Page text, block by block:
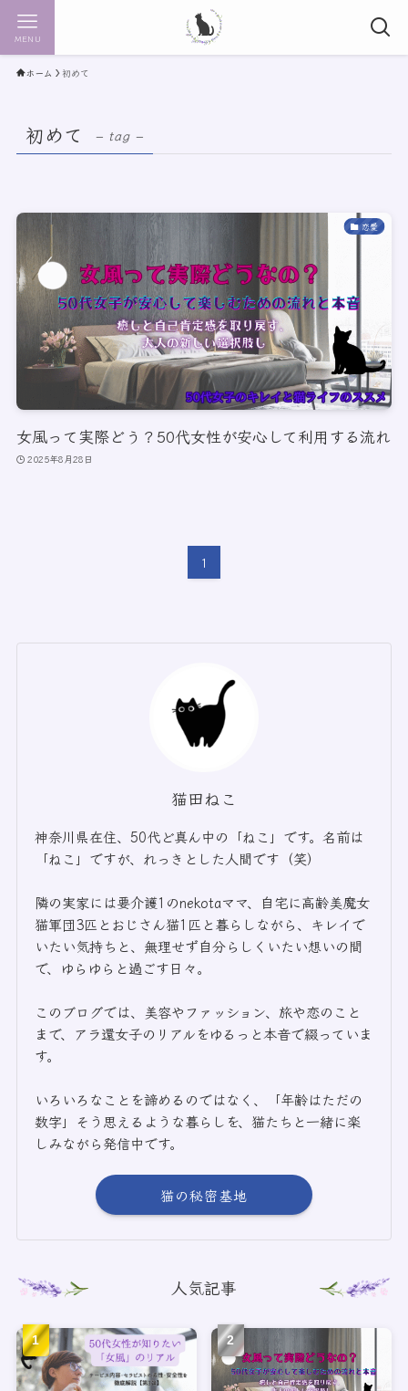
MENU
ホーム 初めて
初めて – tag –
恋愛
女風って実際どう？50代女性が安心して利用する流れ
2025年8月28日
1
猫田ねこ
神奈川県在住、50代ど真ん中の「ねこ」です。名前は
「ねこ」ですが、れっきとした人間です（笑）
隣の実家には要介護1のnekotaママ、自宅に高齢美魔女
猫軍団3匹とおじさん猫1匹と暮らしながら、キレイで
いたい気持ちと、無理せず自分らしくいたい想いの間
で、ゆらゆらと過ごす日々。
このブログでは、美容やファッション、旅や恋のこと
まで、アラ還女子のリアルをゆるっと本音で綴っていま
す。
いろいろなことを諦めるのではなく、「年齢はただの
数字」そう思えるような暮らしを、猫たちと一緒に楽
しみながら発信中です。
猫の秘密基地
人気記事